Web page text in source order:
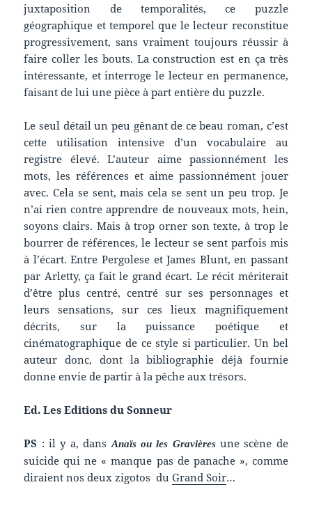
juxtaposition de temporalités, ce puzzle
géographique et temporel que le lecteur reconstitue
progressivement, sans vraiment toujours réussir à
faire coller les bouts. La construction est en ça très
intéressante, et interroge le lecteur en permanence,
faisant de lui une pièce à part entière du puzzle.
Le seul détail un peu gênant de ce beau roman, c’est
cette utilisation intensive d’un vocabulaire au
registre élevé. L’auteur aime passionnément les
mots, les références et aime passionnément jouer
avec. Cela se sent, mais cela se sent un peu trop. Je
n’ai rien contre apprendre de nouveaux mots, hein,
soyons clairs. Mais à trop orner son texte, à trop le
bourrer de références, le lecteur se sent parfois mis
à l’écart. Entre Pergolese et James Blunt, en passant
par Arletty, ça fait le grand écart. Le récit mériterait
d’être plus centré, centré sur ses personnages et
leurs sensations, sur ces lieux magnifiquement
décrits, sur la puissance poétique et
cinématographique de ce style si particulier. Un bel
auteur donc, dont la bibliographie déjà fournie
donne envie de partir à la pêche aux trésors.
Ed. Les Editions du Sonneur
PS : il y a, dansAnaïs ou les Gravièresune scène de
suicide qui ne « manque pas de panache », comme
diraient nos deux zigotos duGrand Soir…